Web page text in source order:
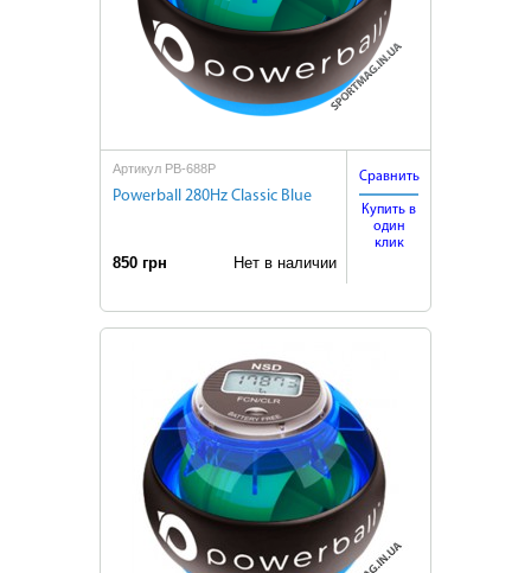
Артикул PB-688P
Powerball 280Hz Classic Blue
850 грн Нет в наличии
Сравнить
Купить в
один
клик